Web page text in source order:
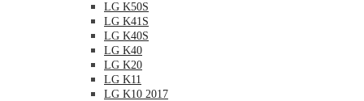
LG K50S
LG K41S
LG K40S
LG K40
LG K20
LG K11
LG K10 2017